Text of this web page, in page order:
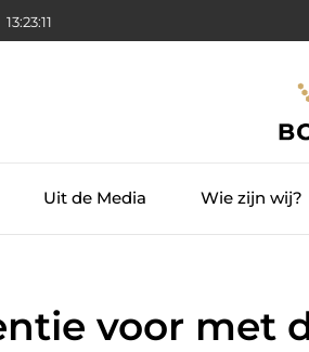
13:23:12
Uit de Media Wie zijn wij?
voor met